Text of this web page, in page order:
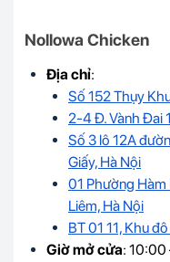
Nollowa Chicken
Địa chỉ:
Số 152 Thụy
2-4 Đ. Vành Đai
Số 3 lô 12A
Giấy, Hà Nội
01 Phường Hàm
Liêm, Hà Nội
BT 01 11, Khu
Giờ mở cửa: 10:00